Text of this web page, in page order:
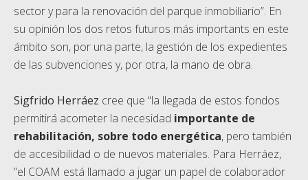
sector y para la renovación del parque inmobiliario”. En
su opinión los dos retos futuros más importants en este
ámbito son, por una parte, la gestión de los expedientes
de las subvenciones y, por otra, la mano de obra.
Sigfrido Herráez cree que “la llegada de estos fondos
permitirá acometer la necesidad importante de
rehabilitación, sobre todo energética, pero también
de accesibilidad o de nuevos materiales. Para Herráez,
”el COAM está llamado a jugar un papel de colaborador